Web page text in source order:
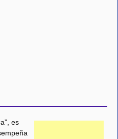
es